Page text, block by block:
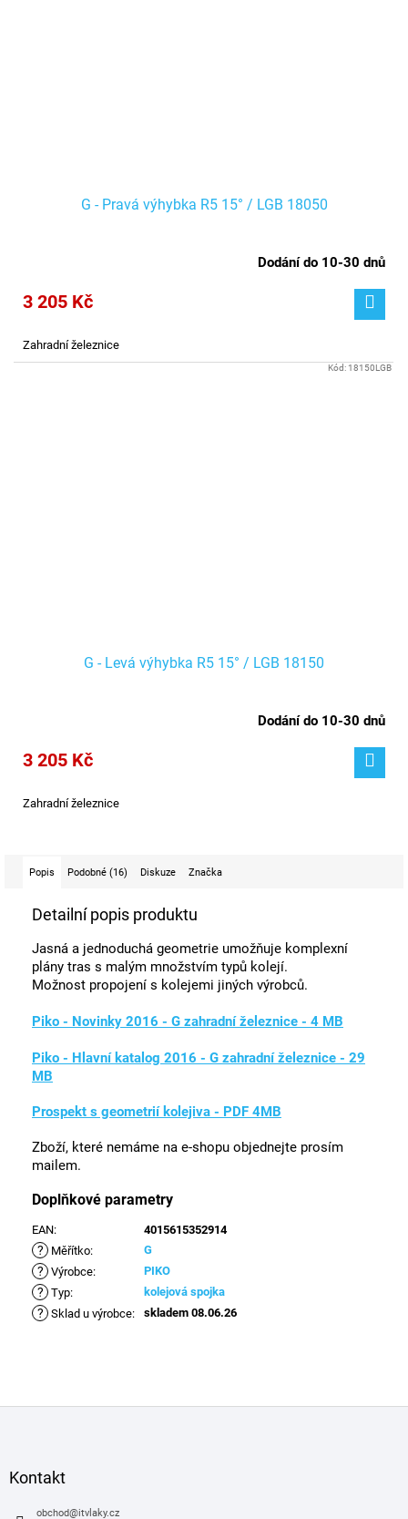
G - Pravá výhybka R5 15° / LGB 18050
Dodání do 10-30 dnů
3 205 Kč
Zahradní železnice
G - Levá výhybka R5 15° / LGB 18150
Dodání do 10-30 dnů
3 205 Kč
Zahradní železnice
Kód: 18150LGB
Popis Podobné (16) Diskuze Značka
Detailní popis produktu
Jasná a jednoduchá geometrie umožňuje komplexní
plány tras s malým množstvím typů kolejí.
Možnost propojení s kolejemi jiných výrobců.
Piko - Novinky 2016 - G zahradní železnice - 4 MB
Piko - Hlavní katalog 2016 - G zahradní železnice - 29
MB
Prospekt s geometrií kolejiva - PDF 4MB
Zboží, které nemáme na e-shopu objednejte prosím
mailem.
Doplňkové parametry
EAN: 4015615352914
? Měřítko: G
? Výrobce: PIKO
? Typ: kolejová spojka
? Sklad u výrobce: skladem 08.06.26
Kontakt
obchod@itvlaky.cz